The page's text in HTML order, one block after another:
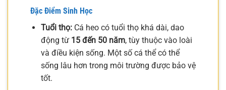
Đặc Điểm Sinh Học
Tuổi thọ:Cá heo có tuổi thọ khá dài, dao
động từ 15 đến 50 năm, tùy thuộc vào loài
và điều kiện sống. Một số cá thể có thể
sống lâu hơn trong môi trường được bảo vệ
tốt.